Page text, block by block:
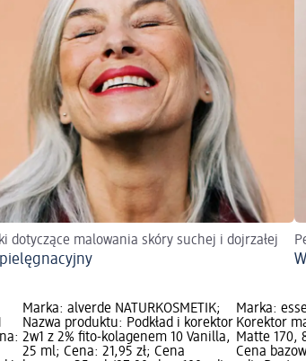
dotyczące malowania skóry suchej i dojrzałej
Marka: alverde NATURKOSMETIK;
Nazwa produktu: Podkład i korektor
2w1 z 2% fito-kolagenem 10 Vanilla,
25 ml; Cena: 21,95 zł; Cena
Marka:
Korektor
Matte 170,
Cena